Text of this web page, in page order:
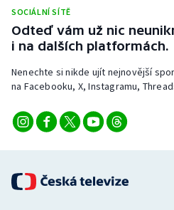
Triatlon
Veslování
Vodní slalom
Volejbal
Ostatní
SOCIÁLNÍ SÍTĚ
Odteď vám už nic
i na dalších platformách.
Nenechte si nikde ujít nejnovější
na Facebooku, X, Instagramu,